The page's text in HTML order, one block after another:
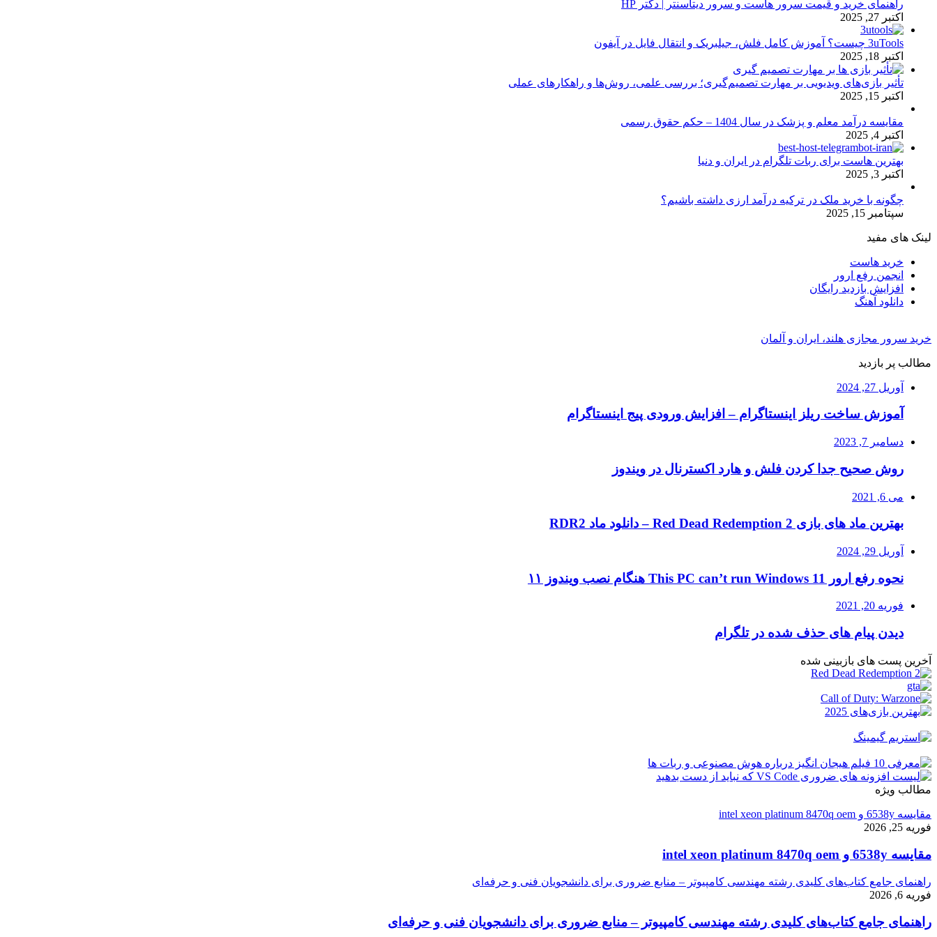
راهنمای خرید و قیمت سرور هاست و سرور دیتاسنتر | دکتر HP
اکتبر 27, 2025
3uTools چیست؟ آموزش کامل فلش، جیلبریک و انتقال فایل در آیفون
اکتبر 18, 2025
تأثیر بازی‌های ویدیویی بر مهارت تصمیم‌گیری؛ بررسی علمی، روش‌ها و راهکارهای عملی
اکتبر 15, 2025
مقایسه درآمد معلم و پزشک در سال 1404 – حکم حقوق رسمی
اکتبر 4, 2025
بهترین هاست برای ربات تلگرام در ایران و دنیا
اکتبر 3, 2025
چگونه با خرید ملک در ترکیه درآمد ارزی داشته باشیم؟
سپتامبر 15, 2025
لینک های مفید
خرید هاست
انجمن رفع ارور
افزایش بازدید رایگان
دانلود آهنگ
خرید سرور مجازی هلند، ایران و آلمان
مطالب پر بازدید
آوریل 27, 2024
آموزش ساخت ریلز اینستاگرام – افزایش ورودی پیج اینستاگرام
دسامبر 7, 2023
روش صحیح جدا کردن فلش و هارد اکسترنال در ویندوز
می 6, 2021
بهترین ماد های بازی Red Dead Redemption 2 – دانلود ماد RDR2
آوریل 29, 2024
نحوه رفع ارور This PC can’t run Windows 11 هنگام نصب ویندوز ۱۱
فوریه 20, 2021
دیدن پیام های حذف شده در تلگرام
آخرین پست های بازبینی شده
مطالب ویژه
مقایسه 6538y و intel xeon platinum 8470q oem
فوریه 25, 2026
مقایسه 6538y و intel xeon platinum 8470q oem
راهنمای جامع کتاب‌های کلیدی رشته مهندسی کامپیوتر – منابع ضروری برای دانشجویان فنی و حرفه‌ای
فوریه 6, 2026
راهنمای جامع کتاب‌های کلیدی رشته مهندسی کامپیوتر – منابع ضروری برای دانشجویان فنی و حرفه‌ای